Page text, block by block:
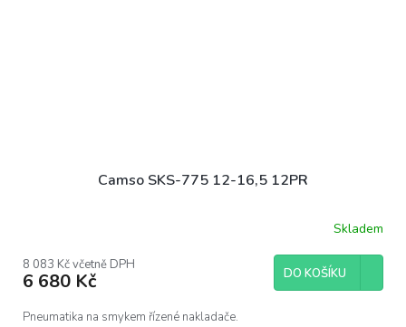
Camso SKS-775 12-16,5 12PR
Skladem
8 083 Kč včetně DPH
6 680 Kč DO KOŠÍKU
Pneumatika na smykem řízené nakladače.